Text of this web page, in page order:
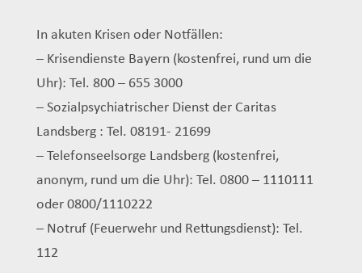
In akuten Krisen oder Notfällen:
– Krisendienste Bayern (kostenfrei, rund um die
Uhr): Tel. 800 – 655 3000
– Sozialpsychiatrischer Dienst der Caritas
Landsberg : Tel. 08191- 21699
– Telefonseelsorge Landsberg (kostenfrei,
anonym, rund um die Uhr): Tel. 0800 – 1110111
oder 0800/1110222
– Notruf (Feuerwehr und Rettungsdienst): Tel.
112